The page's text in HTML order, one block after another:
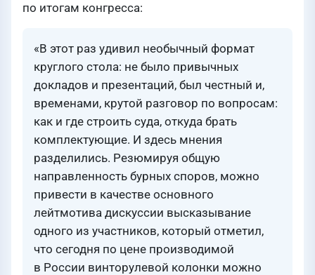
по итогам конгресса:
«В этот раз удивил необычный формат
круглого стола: не было привычных
докладов и презентаций, был честный и,
временами, крутой разговор по вопросам:
как и где строить суда, откуда брать
комплектующие. И здесь мнения
разделились. Резюмируя общую
направленность бурных споров, можно
привести в качестве основного
лейтмотива дискуссии высказывание
одного из участников, который отметил,
что сегодня по цене производимой
в России винторулевой колонки можно